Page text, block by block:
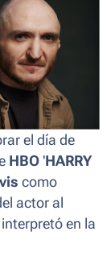
el día de
HBO 'HARRY
como
actor al
en la